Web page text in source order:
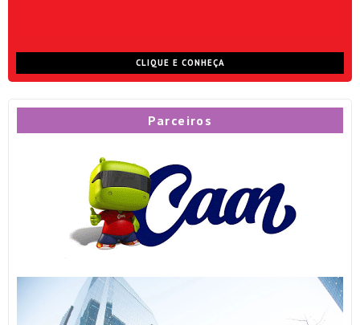
CLIQUE E CONHEÇA
Parceiros